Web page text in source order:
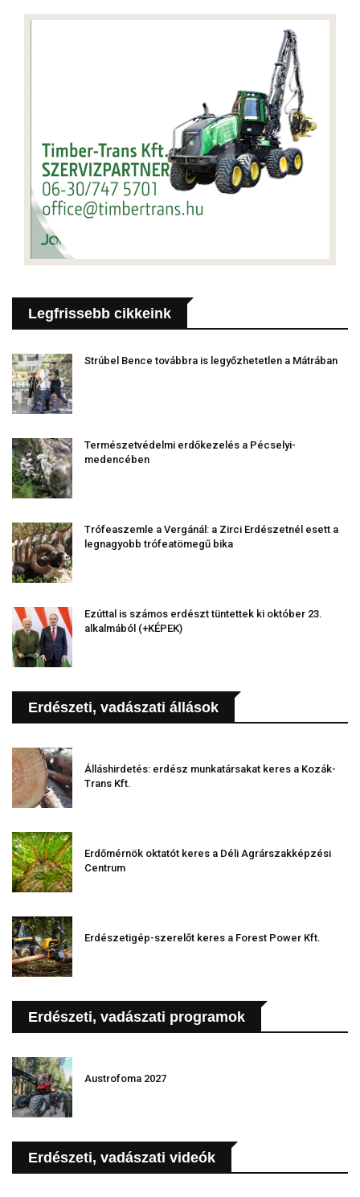
Legfrissebb cikkeink
Strúbel Bence továbbra is legyőzhetetlen a Mátrában
Természetvédelmi erdőkezelés a Pécselyi-
medencében
Trófeaszemle a Vergánál: a Zirci Erdészetnél esett a
legnagyobb trófeatömegű bika
Ezúttal is számos erdészt tüntettek ki október 23.
alkalmából (+KÉPEK)
Erdészeti, vadászati állások
Álláshirdetés: erdész munkatársakat keres a Kozák-
Trans Kft.
Erdőmérnök oktatót keres a Déli Agrárszakképzési
Centrum
Erdészetigép-szerelőt keres a Forest Power Kft.
Erdészeti, vadászati programok
Austrofoma 2027
Erdészeti, vadászati videók